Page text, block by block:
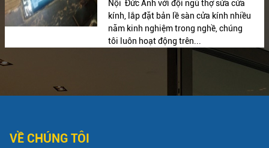
Nội Đức Anh với đội ngũ thợ sửa cửa
kính, lắp đặt bản lề sàn cửa kính nhiều
năm kinh nghiệm trong nghề, chúng
tôi luôn hoạt động trên...
VỀ CHÚNG TÔI